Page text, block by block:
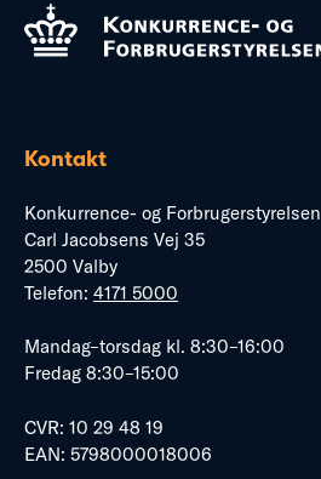
Kontakt
Konkurrence- og Forbrugerstyrelsen
Carl Jacobsens Vej 35
2500 Valby
Telefon: 4171 5000
Mandag–torsdag kl. 8:30–16:00
Fredag 8:30–15:00
CVR: 10 29 48 19
EAN: 5798000018006